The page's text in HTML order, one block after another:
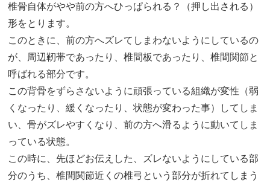
椎骨自体がやや前の方へひっぱられる？（押し出される）
形をとります。
このときに、前の方へズレてしまわないようにしているの
が、周辺靭帯であったり、椎間板であったり、椎間関節と
呼ばれる部分です。
この背骨をずらさないように頑張っている組織が変性（弱
くなったり、緩くなったり、状態が変わった事）してしま
い、骨がズレやすくなり、前の方へ滑るように動いてしま
っている状態。
この時に、先ほどお伝えした、ズレないようにしている部
分のうち、椎間関節近くの椎弓という部分が折れてしまう